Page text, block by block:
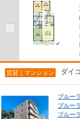
賃貸｜マンション ダイ
ブルー
ブルー
ブルー